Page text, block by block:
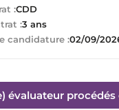
:CDD
:3 ans
candidature :02/09/
évaluateur